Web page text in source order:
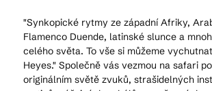
"Synkopické rytmy ze západní Afriky,
Flamenco Duende, latinské slunce a
celého světa. To vše si můžeme
Heyes." Společně vás vezmou na safari
originálním světě zvuků, strašidelných